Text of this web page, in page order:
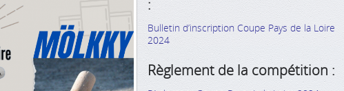
:
Bulletin d’inscription Coupe Pays de la Loire
2024
Règlement de la compétition :